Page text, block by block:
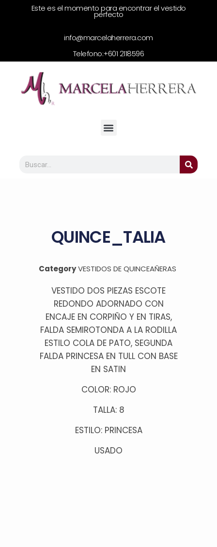
Este es el momento para encontrar el vestido
perfecto
info@marcelaherrera.com
Telefono:+601 2118596
QUINCE_TALIA
CategoryVESTIDOS DE QUINCEAÑERAS
VESTIDO DOS PIEZAS ESCOTE
REDONDO ADORNADO CON
ENCAJE EN CORPIÑO Y EN TIRAS,
FALDA SEMIROTONDA A LA RODILLA
ESTILO COLA DE PATO, SEGUNDA
FALDA PRINCESA EN TULL CON BASE
EN SATIN
COLOR: ROJO
TALLA: 8
ESTILO: PRINCESA
USADO